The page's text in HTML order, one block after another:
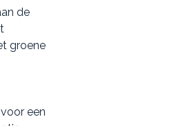
de
groene
een